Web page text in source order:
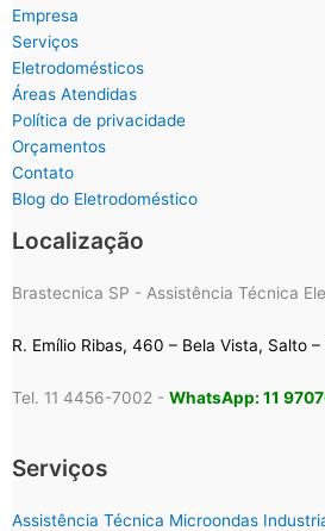
Empresa
Serviços
Eletrodomésticos
Áreas Atendidas
Política de privacidade
Orçamentos
Contato
Blog do Eletrodoméstico
Localização
Brastecnica SP - Assistência Técnica
R. Emílio Ribas, 460 – Bela Vista, Salto
Tel. 11 4456-7002 - WhatsApp: 11
Serviços
Assistência Técnica Microondas